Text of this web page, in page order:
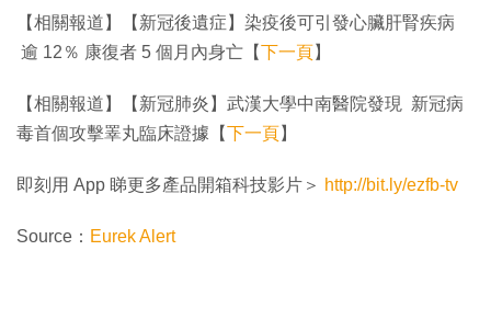
【相關報道】【新冠後遺症】染疫後可引發心臟肝腎疾病
逾 12％ 康復者 5 個月內身亡【下一頁】
【相關報道】【新冠肺炎】武漢大學中南醫院發現 新冠病
毒首個攻擊睪丸臨床證據【下一頁】
即刻用 App 睇更多產品開箱科技影片＞ http://bit.ly/ezfb-tv
Source： Eurek Alert